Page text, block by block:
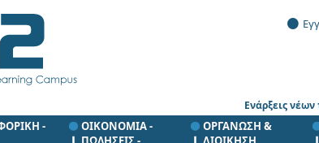
Ενάρξεις
-
ΟΙΚΟΝΟΜΙΑ -
ΟΡΓΑΝΩΣΗ &